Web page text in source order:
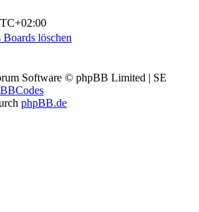
löschen
Software © phpBB Limited | SE
phpBB.de